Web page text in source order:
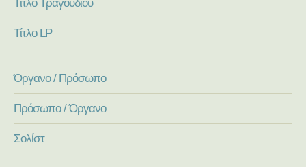
Τίτλο Τραγουδιού
Τίτλο LP
Όργανο / Πρόσωπο
Πρόσωπο / Όργανο
Σολίστ